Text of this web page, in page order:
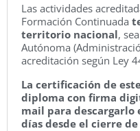
Las actividades
Formación Continuada
territorio nacional,
Autónoma
acreditación según Ley
La certificación de
diploma con firma
mail para descargarlo
días desde el cierre